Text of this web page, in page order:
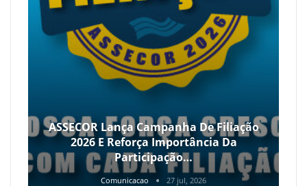
ASSECOR Lança Campanha De Filiação
2026 E Reforça Importância Da
Participação…
Comunicacao 27 jul, 2026